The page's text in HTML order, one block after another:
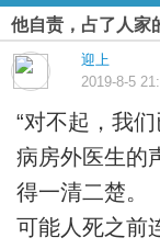
他自责，占了人家
迎上
2019-8-5
“对不起，我
病房外医生的
得一清二楚。
可能人死之前